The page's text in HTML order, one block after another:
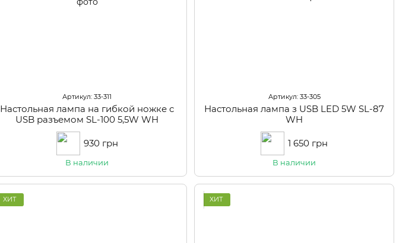
Артикул: 33-311
Настольная лампа на гибкой ножке с
USB разъемом SL-100 5,5W WH
930 грн
В наличии
Артикул: 33-305
Настольная лампа з USB LED 5W SL-87
WH
1 650 грн
В наличии
ХИТ ХИТ